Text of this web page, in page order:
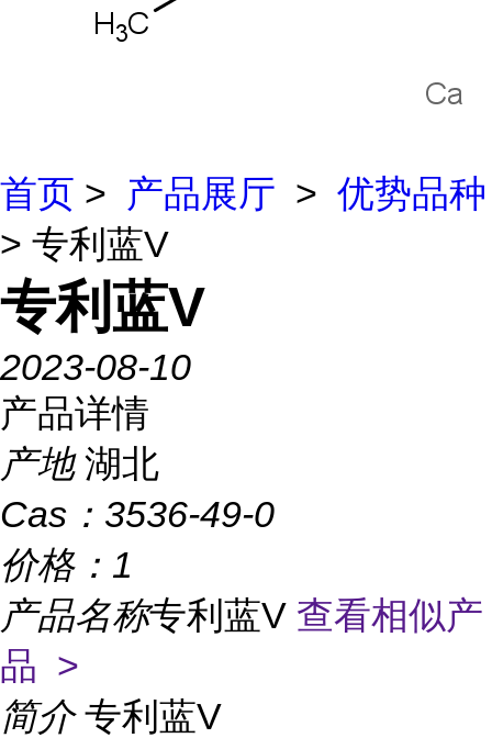
首页 > 产品展厅 > 优势品种
> 专利蓝V
专利蓝V
2023-08-10
产品详情
产地 湖北
Cas： 3536-49-0
价格： 1
产品名称专利蓝V 查看相似产
品 >
简介 专利蓝V